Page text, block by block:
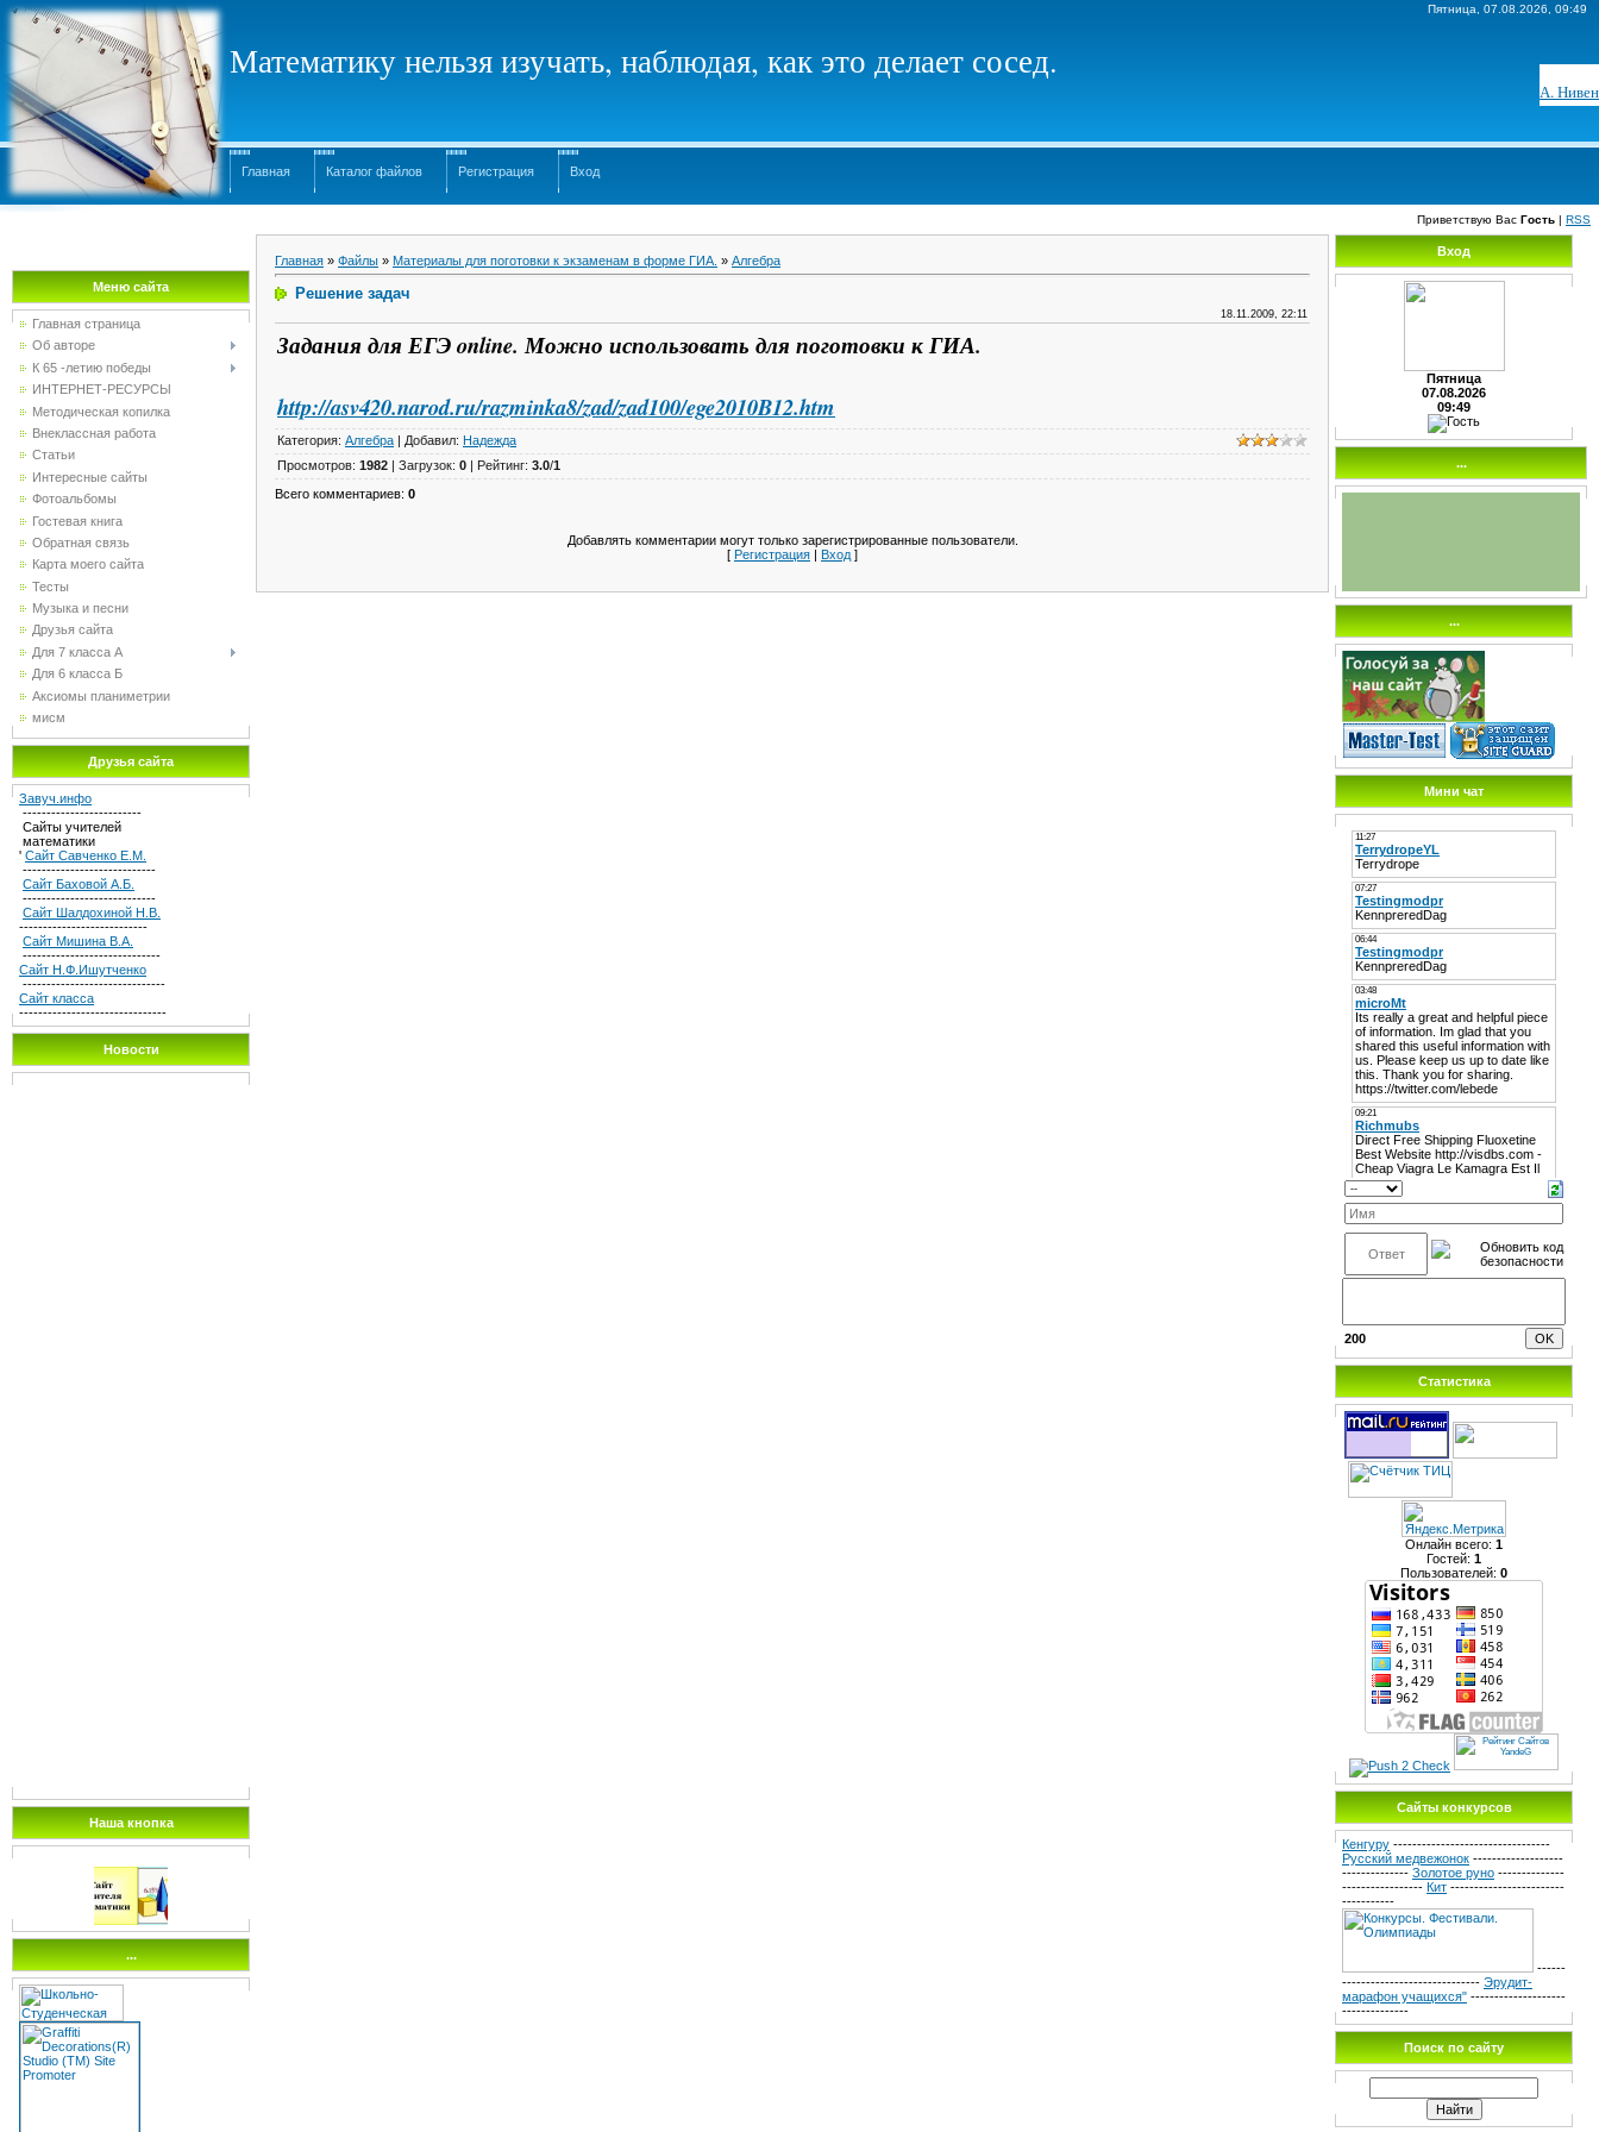
Пятница, 07.08.2026, 09:49
Математику нельзя изучать, наблюдая, как это делает сосед.
А. Нивен
Главная Каталог файлов Регистрация Вход
Приветствую Вас Гость | RSS
Меню сайта
Главная страница
Об авторе
К 65 -летию победы
ИНТЕРНЕТ-РЕСУРСЫ
Методическая копилка
Внеклассная работа
Статьи
Интересные сайты
Фотоальбомы
Гостевая книга
Обратная связь
Карта моего сайта
Тесты
Музыка и песни
Друзья сайта
Для 7 класса А
Для 6 класса Б
Аксиомы планиметрии
мисм
Друзья сайта
Завуч.инфо
-------------------------
Сайты учителей
математики
' Сайт Савченко Е.М.
----------------------------
Сайт Баховой А.Б.
----------------------------
Сайт Шалдохиной Н.В.
---------------------------
Сайт Мишина В.А.
-----------------------------
Сайт Н.Ф.Ишутченко
------------------------------
Сайт класса
-------------------------------
Новости
Наша кнопка
...
Главная » Файлы » Материалы для поготовки к экзаменам в форме ГИА. » Алгебра
Решение задач
18.11.2009, 22:11
Задания для ЕГЭ online. Можно использовать для поготовки к ГИА.
http://asv420.narod.ru/razminka8/zad/zad100/ege2010B12.htm
Категория: Алгебра | Добавил: Надежда
Просмотров: 1982 | Загрузок: 0 | Рейтинг: 3.0/1
Всего комментариев: 0
Добавлять комментарии могут только зарегистрированные пользователи.
[ Регистрация | Вход ]
Вход
Пятница
07.08.2026
09:49
...
...
Мини чат
200
Статистика
Онлайн всего: 1
Гостей: 1
Пользователей: 0
Сайты конкурсов
Кенгуру ---------------------------------
Русский медвежонок -------------------
-------------- Золотое руно --------------
----------------- Кит ------------------------
-----------
------
----------------------------- Эрудит-
марафон учащихся" --------------------
--------------
Поиск по сайту